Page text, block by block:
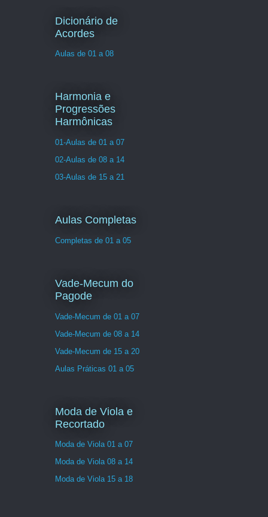
Dicionário de
Acordes
Aulas de 01 a 08
Harmonia e
Progressões
Harmônicas
01-Aulas de 01 a 07
02-Aulas de 08 a 14
03-Aulas de 15 a 21
Aulas Completas
Completas de 01 a 05
Vade-Mecum do
Pagode
Vade-Mecum de 01 a 07
Vade-Mecum de 08 a 14
Vade-Mecum de 15 a 20
Aulas Práticas 01 a 05
Moda de Viola e
Recortado
Moda de Viola 01 a 07
Moda de Viola 08 a 14
Moda de Viola 15 a 18